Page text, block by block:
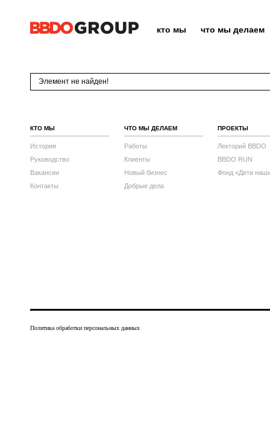
кто мы что мы делаем
Элемент не найден!
КТО МЫ
История
Руководство
Вакансии
Контакты
ЧТО МЫ ДЕЛАЕМ
Работы
Клиенты
Новый бизнес
Добрые дела
ПРОЕКТЫ
Лекторий BBDO
BBDO RUN
Фонд «Дети
Политика обработки персональных данных